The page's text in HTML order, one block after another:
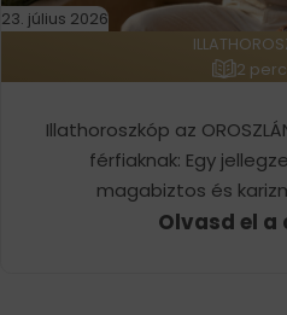
23. július 2026
2
Illathoroszkóp az
férfiaknak: Egy
magabiztos és
Olvasd el a